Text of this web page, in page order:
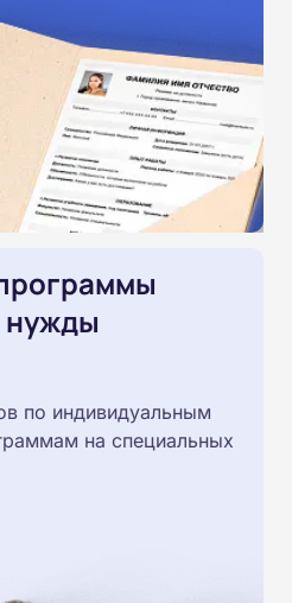
нужды
по индивидуальным
на специальных